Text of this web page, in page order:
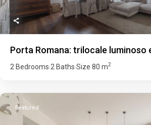
Porta Romana: trilocale luminoso
2 Bedrooms·2 Baths·Size 80 m2
Featured